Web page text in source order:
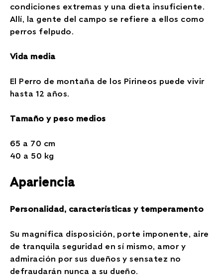
condiciones extremas y una dieta insuficiente.
Allí, la gente del campo se refiere a ellos como
perros felpudo.
Vida media
El Perro de montaña de los Pirineos puede vivir
hasta 12 años.
Tamaño y peso medios
65 a 70 cm
40 a 50 kg
Apariencia
Personalidad, características y temperamento
Su magnífica disposición, porte imponente, aire
de tranquila seguridad en sí mismo, amor y
admiración por sus dueños y sensatez no
defraudarán nunca a su dueño.